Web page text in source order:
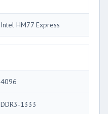
Intel HM77 Express
4096
DDR3-1333